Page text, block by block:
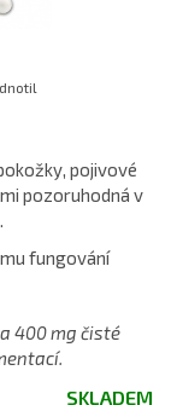
pojivové
pozoruhodná v
fungování
400 mg čisté
SKLADEM